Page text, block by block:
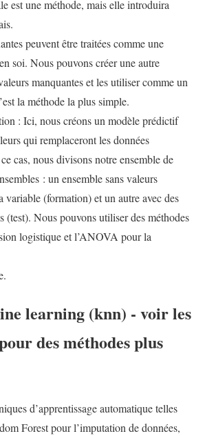
est une méthode, mais elle introduira
peuvent être traitées comme une
soi. Nous pouvons créer une autre
manquantes et les utiliser comme un
la méthode la plus simple.
: Ici, nous créons un modèle prédictif
qui remplaceront les données
cas, nous divisons notre ensemble de
: un ensemble sans valeurs
variable (formation) et un autre avec des
(test). Nous pouvons utiliser des méthodes
logistique et l’ANOVA pour la
learning (knn) - voir les
des méthodes plus
d’apprentissage automatique telles
Forest pour l’imputation de données,